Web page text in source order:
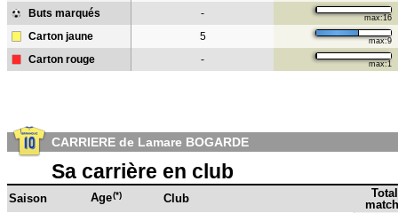
Buts marqués - max:16
Carton jaune 5 max:9
Carton rouge - max:1
CARRIERE de Lamare BOGARDE
Sa carrière en club
Saison Age(*) Club
Total